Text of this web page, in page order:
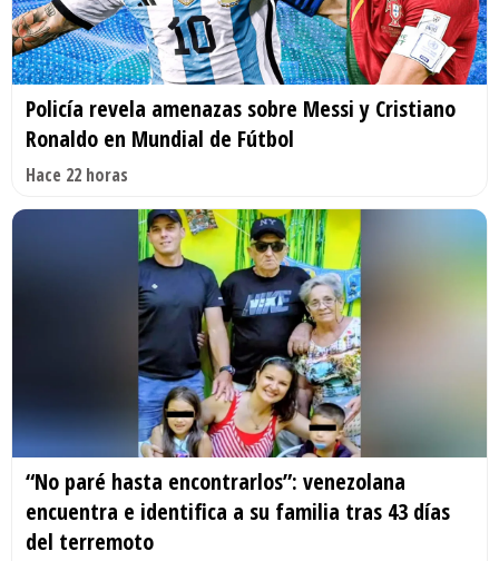
Policía revela amenazas sobre Messi y Cristiano
Ronaldo en Mundial de Fútbol
Hace 22 horas
“No paré hasta encontrarlos”: venezolana
encuentra e identifica a su familia tras 43 días
del terremoto